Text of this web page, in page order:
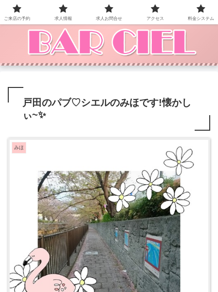
BAR CIEL！ご来店お待ちしています。
戸田のパブ♡ シエルのみほです!懐かし
ぃ~✨
みほ
ご来店の予約 求人情報 求人お問合せ アクセス 料金システム